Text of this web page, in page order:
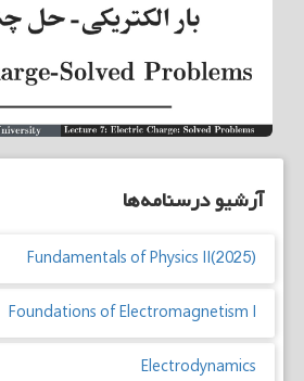
آرشیو درسنامه‌ها
Fundamentals of Physics II(2025)
Foundations of Electromagnetism I
Electrodynamics